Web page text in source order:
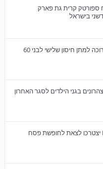
ספורטק קרית גת פארק
בישראל
החל ממחר: מאוחדת ערוכה למתן חיסון שלישי לבני 60
בגני הילדים לסגר האחרון
עובדי חברת HP Indigo יצטרכו לצאת לחופשת פסח